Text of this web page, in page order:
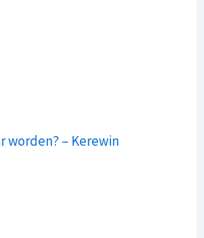
worden? – Kerewin